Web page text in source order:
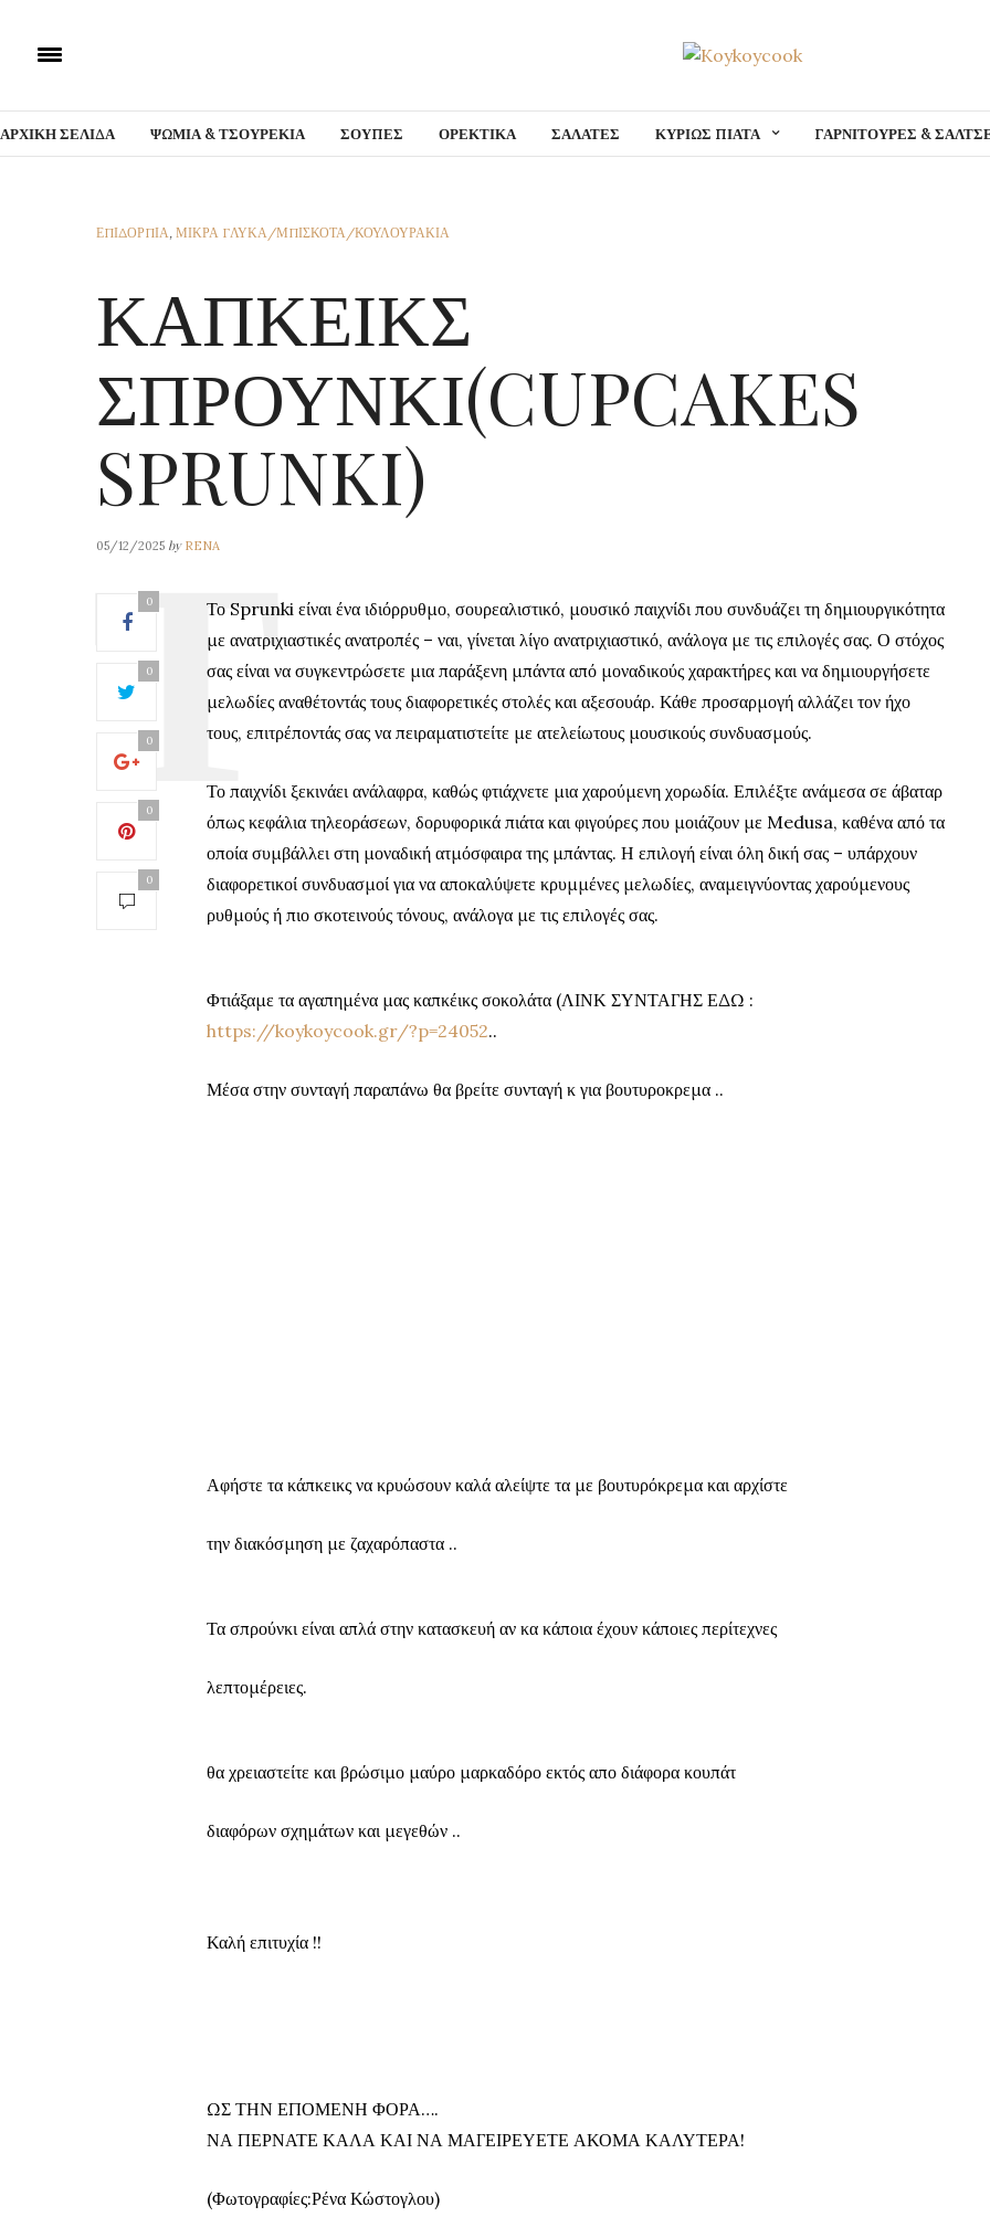
ΑΡΧΙΚΗ ΣΕΛΙΔΑ ΨΩΜΙΑ & ΤΣΟΥΡΕΚΙΑ ΣΟΥΠΕΣ ΟΡΕΚΤΙΚΑ ΣΑΛΑΤΕΣ ΚΥΡΙΩΣ ΠΙΑΤΑ ΓΑΡΝΙΤΟΥΡΕΣ &
ΕΠΙΔΟΡΠΙΑ, ΜΙΚΡΑ ΓΛΥΚΑ/ΜΠΙΣΚΟΤΑ/ΚΟΥΛΟΥΡΑΚΙΑ
ΚΑΠΚΕΙΚΣ
ΣΠΡΟΥΝΚΙ(CUPCAKES
SPRUNKI)
05/12/2025 by RENA
0
0
0
0
0
Το Sprunki είναι ένα ιδιόρρυθμο, σουρεαλιστικό, μουσικό παιχνίδι που συνδυάζει τη δημιουργικότητα
με ανατριχιαστικές ανατροπές – ναι, γίνεται λίγο ανατριχιαστικό, ανάλογα με τις επιλογές σας. Ο στόχος
σας είναι να συγκεντρώσετε μια παράξενη μπάντα από μοναδικούς χαρακτήρες και να δημιουργήσετε
μελωδίες αναθέτοντάς τους διαφορετικές στολές και αξεσουάρ. Κάθε προσαρμογή αλλάζει τον ήχο
τους, επιτρέποντάς σας να πειραματιστείτε με ατελείωτους μουσικούς συνδυασμούς.
Το παιχνίδι ξεκινάει ανάλαφρα, καθώς φτιάχνετε μια χαρούμενη χορωδία. Επιλέξτε ανάμεσα σε άβαταρ
όπως κεφάλια τηλεοράσεων, δορυφορικά πιάτα και φιγούρες που μοιάζουν με Medusa, καθένα από τα
οποία συμβάλλει στη μοναδική ατμόσφαιρα της μπάντας. Η επιλογή είναι όλη δική σας – υπάρχουν
διαφορετικοί συνδυασμοί για να αποκαλύψετε κρυμμένες μελωδίες, αναμειγνύοντας χαρούμενους
ρυθμούς ή πιο σκοτεινούς τόνους, ανάλογα με τις επιλογές σας.
Φτιάξαμε τα αγαπημένα μας καπκέικς σοκολάτα (ΛΙΝΚ ΣΥΝΤΑΓΗΣ ΕΔΩ :
https://koykoycook.gr/?p=24052..
Μέσα στην συνταγή παραπάνω θα βρείτε συνταγή κ για βουτυροκρεμα ..
Αφήστε τα κάπκεικς να κρυώσουν καλά αλείψτε τα με βουτυρόκρεμα και αρχίστε
την διακόσμηση με ζαχαρόπαστα ..
Τα σπρούνκι είναι απλά στην κατασκευή αν κα κάποια έχουν κάποιες περίτεχνες
λεπτομέρειες.
θα χρειαστείτε και βρώσιμο μαύρο μαρκαδόρο εκτός απο διάφορα κουπάτ
διαφόρων σχημάτων και μεγεθών ..
Καλή επιτυχία !!
ΩΣ ΤΗΝ ΕΠΟΜΕΝΗ ΦΟΡΑ….
ΝΑ ΠΕΡΝΑΤΕ ΚΑΛΑ ΚΑΙ ΝΑ ΜΑΓΕΙΡΕΥΕΤΕ ΑΚΟΜΑ ΚΑΛΥΤΕΡΑ!
(Φωτογραφίες:Ρένα Κώστογλου)